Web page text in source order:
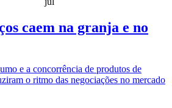
caem na granja e no
e a concorrência de produtos de
o ritmo das negociações no mercado